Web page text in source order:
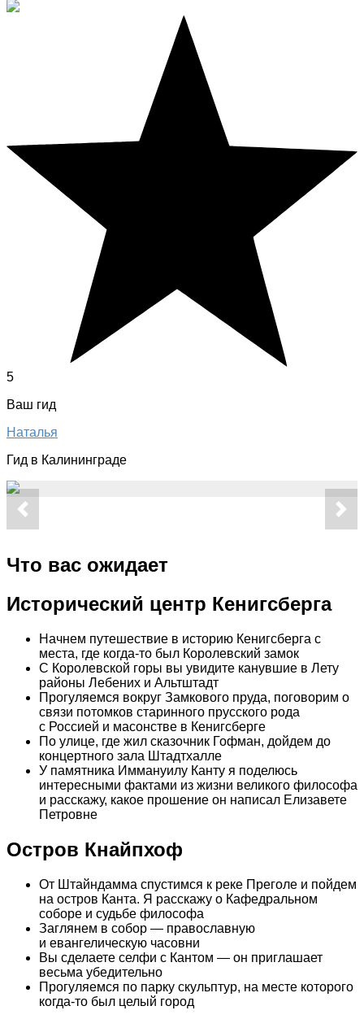
5
Ваш гид
Наталья
Гид в Калининграде
Что вас ожидает
Исторический центр Кенигсберга
Начнем путешествие в историю Кенигсберга с
места, где когда-то был Королевский замок
С Королевской горы вы увидите канувшие в Лету
районы Лебених и Альтштадт
Прогуляемся вокруг Замкового пруда, поговорим о
связи потомков старинного прусского рода
с Россией и масонстве в Кенигсберге
По улице, где жил сказочник Гофман, дойдем до
концертного зала Штадтхалле
У памятника Иммануилу Канту я поделюсь
интересными фактами из жизни великого философа
и расскажу, какое прошение он написал Елизавете
Петровне
Остров Кнайпхоф
От Штайндамма спустимся к реке Преголе и пойдем
на остров Канта. Я расскажу о Кафедральном
соборе и судьбе философа
Заглянем в собор — православную
и евангелическую часовни
Вы сделаете селфи с Кантом — он приглашает
весьма убедительно
Прогуляемся по парку скульптур, на месте которого
когда-то был целый город